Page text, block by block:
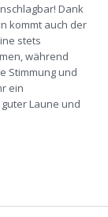
Dank
kommt auch der
stets
während
Stimmung und
ein
Laune und